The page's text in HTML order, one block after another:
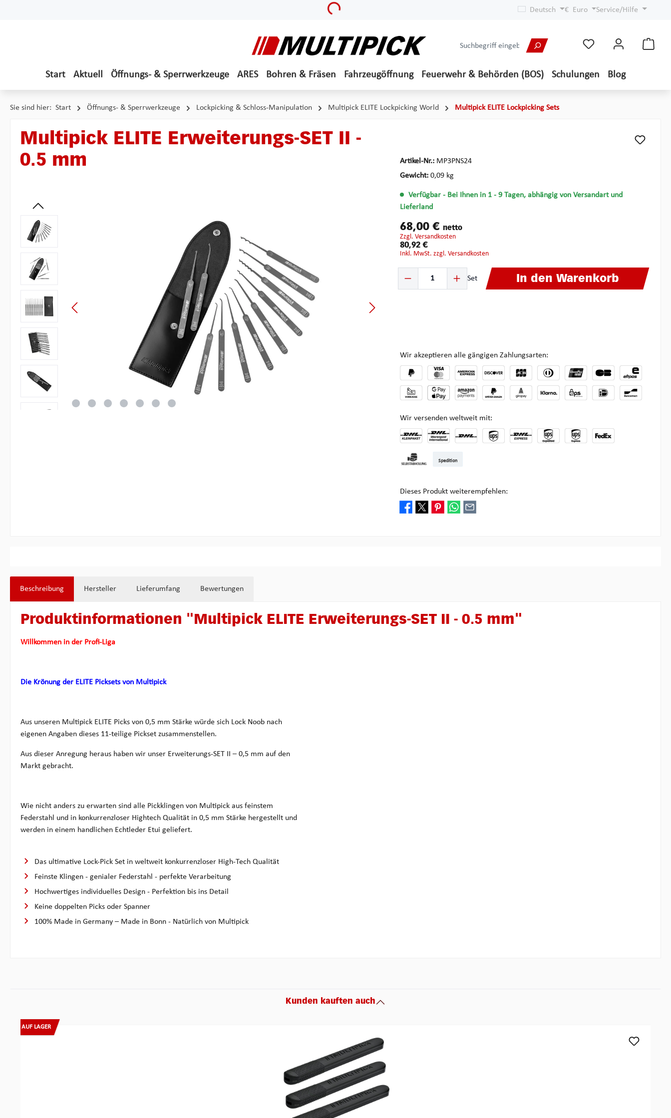
Loading... Deutsch € Euro Service/Hilfe
Start Aktuell Öffnungs- & Sperrwerkzeuge ARES Bohren & Fräsen Fahrzeugöffnung Feuerwehr & Behörden (BOS) Schulungen Blog
Sie sind hier: Start Öffnungs- & Sperrwerkzeuge Lockpicking & Schloss-Manipulation Multipick ELITE Lockpicking World Multipick ELITE Lockpicking Sets
Multipick ELITE Erweiterungs-SET II -
0.5 mm
Bildergalerie überspringen
Artikel-Nr.: MP3PNS24
Gewicht: 0,09 kg
Verfügbar - Bei Ihnen in 1 - 9 Tagen, abhängig von Versandart und
Lieferland
68,00 € netto
zzgl. Versandkosten
80,92 €
inkl. MwSt. zzgl. Versandkosten
Produkt Anzahl: Gib den gewünschten Wert ein oder benutze die Schaltflächen um die Anzahl zu
Set In den Warenkorb
Wir akzeptieren alle gängigen Zahlungsarten:
Wir versenden weltweit mit:
Spedition
Dieses Produkt weiterempfehlen:
Beschreibung Hersteller Lieferumfang Bewertungen
Produktinformationen "Multipick ELITE Erweiterungs-SET II - 0.5 mm"
Willkommen in der Profi-Liga
Die Krönung der ELITE Picksets von Multipick
Aus unseren Multipick ELITE Picks von 0,5 mm Stärke würde sich Lock Noob nach
eigenen Angaben dieses 11-teilige Pickset zusammenstellen.
Aus dieser Anregung heraus haben wir unser Erweiterungs-SET II – 0,5 mm auf den
Markt gebracht.
Wie nicht anders zu erwarten sind alle Pickklingen von Multipick aus feinstem
Federstahl und in konkurrenzloser Hightech Qualität in 0,5 mm Stärke hergestellt und
werden in einem handlichen Echtleder Etui geliefert.
Das ultimative Lock-Pick Set in weltweit konkurrenzloser High-Tech Qualität
Feinste Klingen - genialer Federstahl - perfekte Verarbeitung
Hochwertiges individuelles Design - Perfektion bis ins Detail
Keine doppelten Picks oder Spanner
100% Made in Germany – Made in Bonn - Natürlich von Multipick
Kunden kauften auch
Produktgalerie überspringen
AUF LAGER